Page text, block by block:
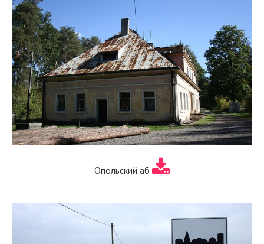
Опольский аб